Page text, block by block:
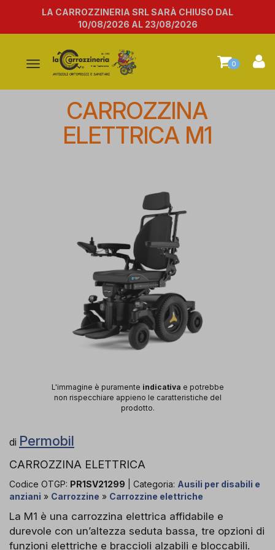
LA CARROZZINERIA SRL SARÀ CHIUSO DAL
10/08/2026 AL 23/08/2026
Attiva/disattiva
navigazione
0
CARROZZINA
ELETTRICA M1
L'immagine è puramente indicativa e potrebbe
non rispecchiare appieno le caratteristiche del
prodotto.
di Permobil
CARROZZINA ELETTRICA
Codice OTGP: PR1SV21299 | Categoria: Ausili per disabili e
anziani » Carrozzine » Carrozzine elettriche
La M1 è una carrozzina elettrica affidabile e
durevole con un’altezza seduta bassa, tre opzioni di
funzioni elettriche e braccioli alzabili e bloccabili.